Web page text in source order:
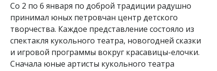
Со 2 по 6 января по доброй традиции радушно
принимал юных петровчан центр детского
творчества. Каждое представление состояло из
спектакля кукольного театра, новогодней сказки
и игровой программы вокруг красавицы-елочки.
Сначала юные артисты кукольного театра